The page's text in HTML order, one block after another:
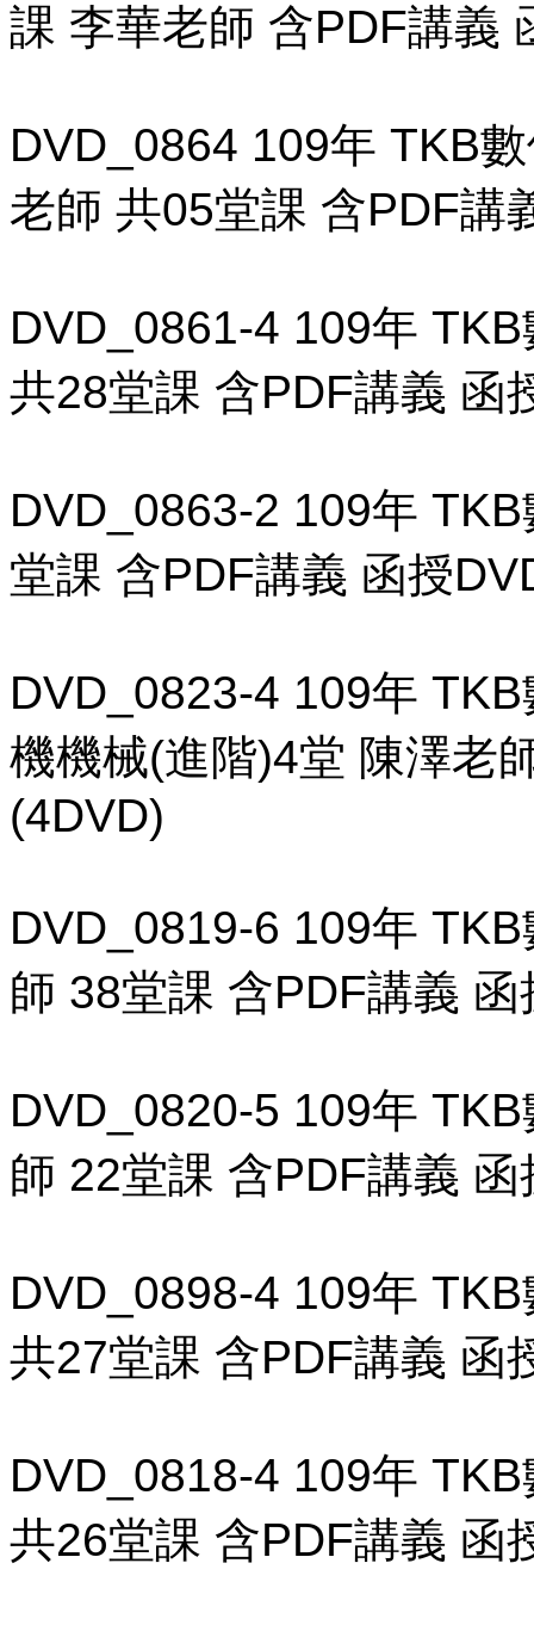
課 李華老師 含PDF講義
DVD_0864 109年 TKB
老師 共05堂課 含PDF講
DVD_0861-4 109年
共28堂課 含PDF講義 函
DVD_0863-2 109年
堂課 含PDF講義 函授
DVD_0823-4 109年
機機械(進階)4堂 陳澤老
(4DVD)
DVD_0819-6 109年
師 38堂課 含PDF講義
DVD_0820-5 109年
師 22堂課 含PDF講義 函
DVD_0898-4 109年
共27堂課 含PDF講義 函
DVD_0818-4 109年
共26堂課 含PDF講義 函